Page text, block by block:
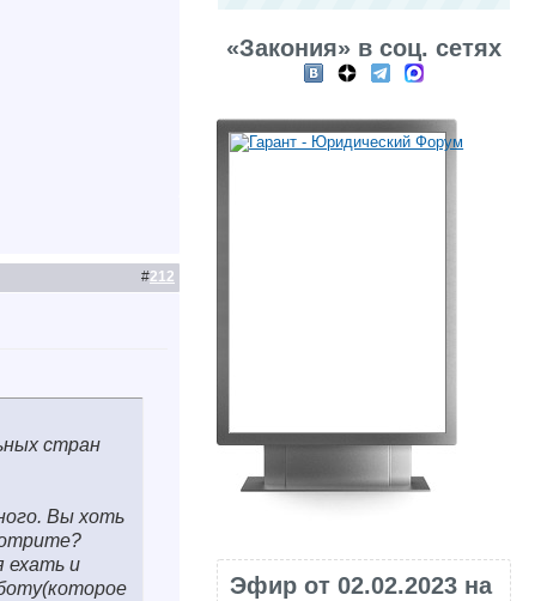
#212
стран
Вы хоть
ехать и
«Закония» в соц. сетях
Эфир от 02.02.2023 на